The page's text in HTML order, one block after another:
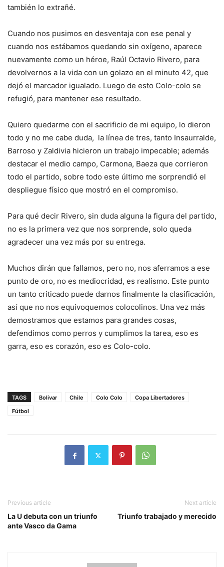
también lo extrañé.
Cuando nos pusimos en desventaja con ese penal y
cuando nos estábamos quedando sin oxígeno, aparece
nuevamente como un héroe, Raúl Octavio Rivero, para
devolvernos a la vida con un golazo en el minuto 42, que
dejó el marcador igualado. Luego de esto Colo-colo se
refugió, para mantener ese resultado.
Quiero quedarme con el sacrificio de mi equipo, lo dieron
todo y no me cabe duda, la línea de tres, tanto Insaurralde,
Barroso y Zaldivia hicieron un trabajo impecable; además
destacar el medio campo, Carmona, Baeza que corrieron
todo el partido, sobre todo este último me sorprendió el
despliegue físico que mostró en el compromiso.
Para qué decir Rivero, sin duda alguna la figura del partido,
no es la primera vez que nos sorprende, solo queda
agradecer una vez más por su entrega.
Muchos dirán que fallamos, pero no, nos aferramos a ese
punto de oro, no es mediocridad, es realismo. Este punto
un tanto criticado puede darnos finalmente la clasificación,
así que no nos equivoquemos colocolinos. Una vez más
demostramos que estamos para grandes cosas,
defendimos como perros y cumplimos la tarea, eso es
garra, eso es corazón, eso es Colo-colo.
TAGS Bolivar Chile Colo Colo
Copa Libertadores
Fútbol
Previous article
La U debuta con un triunfo
ante Vasco da Gama
Next article
Triunfo trabajado y merecido